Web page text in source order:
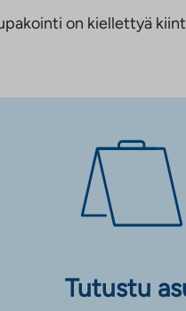
on kiellettyä
Tutustu